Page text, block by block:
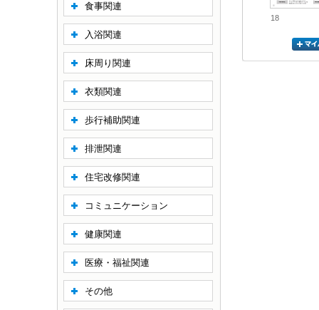
18
食事関連
入浴関連
床周り関連
衣類関連
歩行補助関連
排泄関連
住宅改修関連
コミュニケーション
健康関連
医療・福祉関連
その他